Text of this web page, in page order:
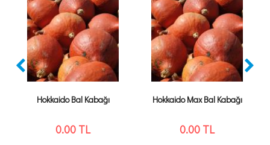
Hokkaido Bal Kabağı
0.00 TL
Hokkaido Max Bal Kabağı
0.00 TL